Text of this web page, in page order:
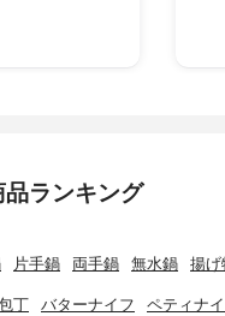
ランキング
片手鍋 両手鍋 無水鍋 揚げ
丁 バターナイフ ペティナ